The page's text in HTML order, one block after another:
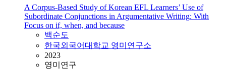
A Corpus-Based Study of Korean EFL Learners’ Use of
Subordinate Conjunctions in Argumentative Writing: With
Focus on if, when, and because
백순도
한국외국어대학교 영미연구소
2023
영미연구